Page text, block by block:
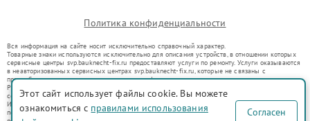
Политика конфиденциальности
Вся информация на сайте носит исключительно справочный характер.
Товарные знаки используются исключительно для описания устройств, в отношении которых
сервисные центры svp.bauknecht-fix.ru предоставляют услуги по ремонту. Услуги оказываются
в неавторизованных сервисных центрах svp.bauknecht-fix.ru, которые не связаны с
правообладателями товарных знаков или их официальными представителями.
Ремонт осуществляется для устройств, уже введенных в гражданский оборот в соответствии
со статьей 1487 ГК РФ.
Использование товарных знаков не преследует цели индивидуализации услуг или введения
потребителей в заблуждение, а служит для информирования о предоставляемых услугах по
Этот сайт использует файлы cookie. Вы можете
ознакомиться с правилами использования
Согласен